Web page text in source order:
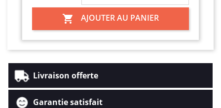
 AJOUTER AU PANIER
Livraison offerte
Garantie satisfait